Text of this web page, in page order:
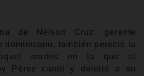
de Nelson Cruz, gerente
dominicano, también pereció la
martes en la que el
Pérez cantó y deleitó a su